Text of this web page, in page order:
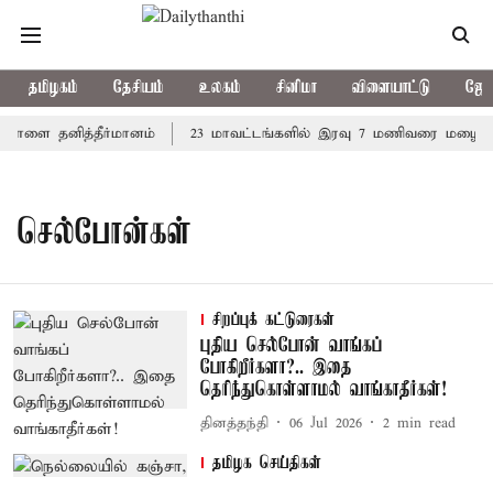
தமிழகம் தேசியம் உலகம் சினிமா விளையாட்டு
தனித்தீர்மானம் 23 மாவட்டங்களில் இரவு 7 மணிவரை மழை
செல்போன்கள்
சிறப்புக் கட்டுரைகள்
புதிய செல்போன் வாங்கப்
போகிறீர்களா?.. இதை
தெரிந்துகொள்ளாமல் வாங்காதீர்கள்!
தினத்தந்தி 06 Jul 2026 2 min read
தமிழக செய்திகள்